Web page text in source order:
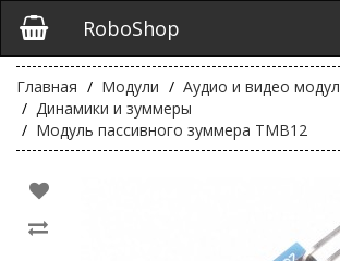
RoboShop
Главная Модули
Аудио и видео
Динамики и зуммеры
Модуль пассивного зуммера TMB12